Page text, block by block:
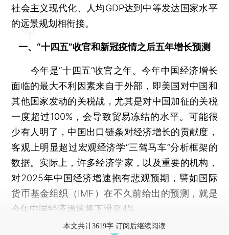
社会主义现代化、人均GDP达到中等发达国家水平
的远景规划相衔接。
一、“十四五”收官和新冠疫情之后五年增长预测
今年是“十四五”收官之年。今年中国经济增长
面临的最大不利因素来自于外部，即美国对中国和
其他国家发动的关税战，尤其是对中国加征的关税
一度超过100%，会导致贸易冻结的水平。可能很
少有人明了，中国出口链条对经济增长的贡献度，
客观上明显超过宏观经济学“三驾马车”分析框架的
数据。实际上，许多经济学家，以及重要的机构，
对2025年中国经济增速抱有悲观预期，譬如国际
货币基金组织（IMF）在不久前给出的预测，就是
今年中国经济增速将下滑至4%。
本文共计3619字 订阅后继续阅读